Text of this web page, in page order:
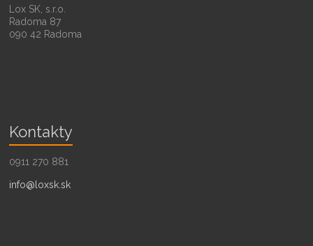
Lox SK, s.r.o.
Radoma 87
090 42 Radoma
Kontakty
0911 270 881
info@loxsk.sk